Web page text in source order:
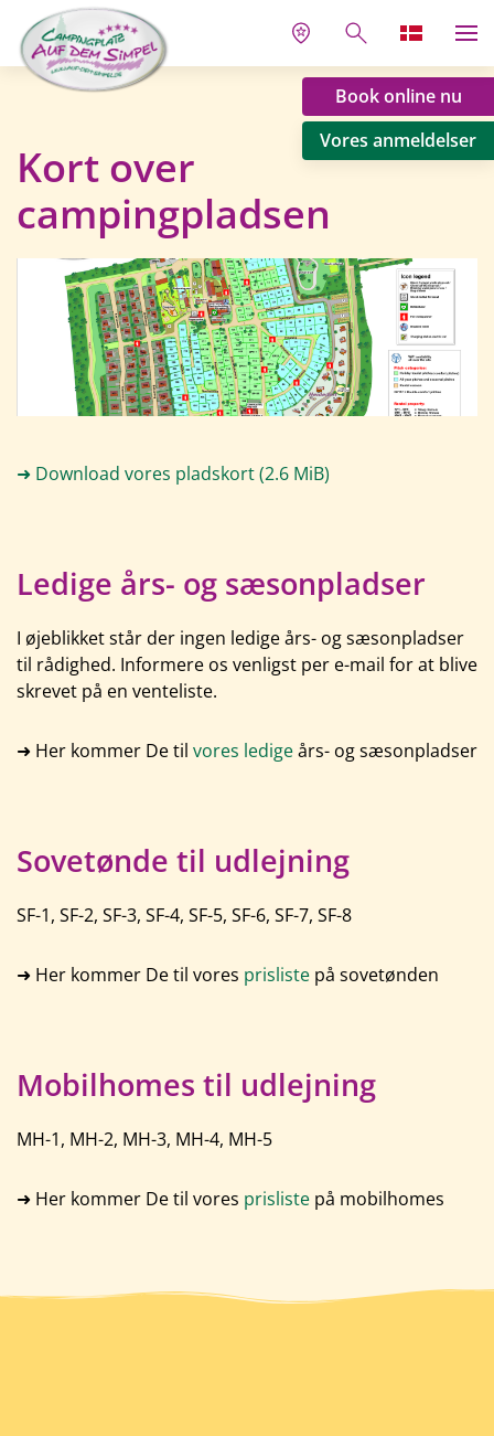
Book online nu
Vores anmeldelser
Kort over
campingpladsen
➜ Download vores pladskort(2.6 MiB)
Ledige års- og sæsonpladser
I øjeblikket står der ingen ledige års- og sæsonpladser
til rådighed. Informere os venligst per e-mail for at blive
skrevet på en venteliste.
➜ Her kommer De til vores ledigeårs- og sæsonpladser
Sovetønde til udlejning
SF-1, SF-2, SF-3, SF-4, SF-5, SF-6, SF-7, SF-8
➜ Her kommer De til vores prisliste på sovetønden
Mobilhomes til udlejning
MH-1, MH-2, MH-3, MH-4, MH-5
➜ Her kommer De til vores prisliste på mobilhomes